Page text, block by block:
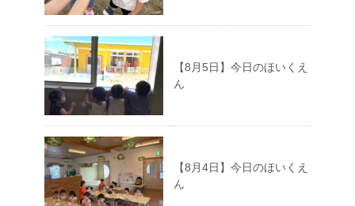
【8月5日】今日のほいくえ
ん
【8月4日】今日のほいくえ
ん